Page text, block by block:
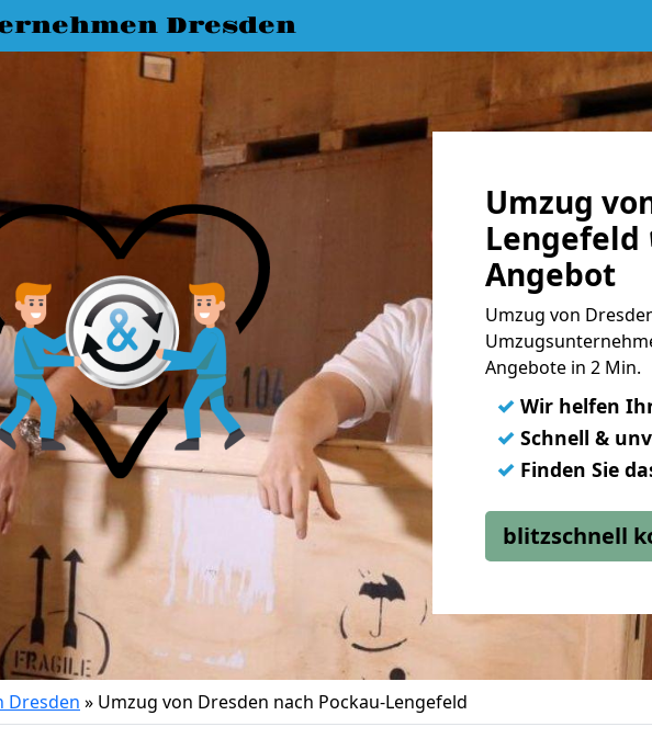
Dresden
Umzug
Lengefeld
Angebot
Umzug von
Angebote in 2 Min.
✓ Wir helfen
✓ Schnell &
✓ Finden Sie
blitzschnell
Dresden » Umzug von Dresden nach Pockau-Lengefeld